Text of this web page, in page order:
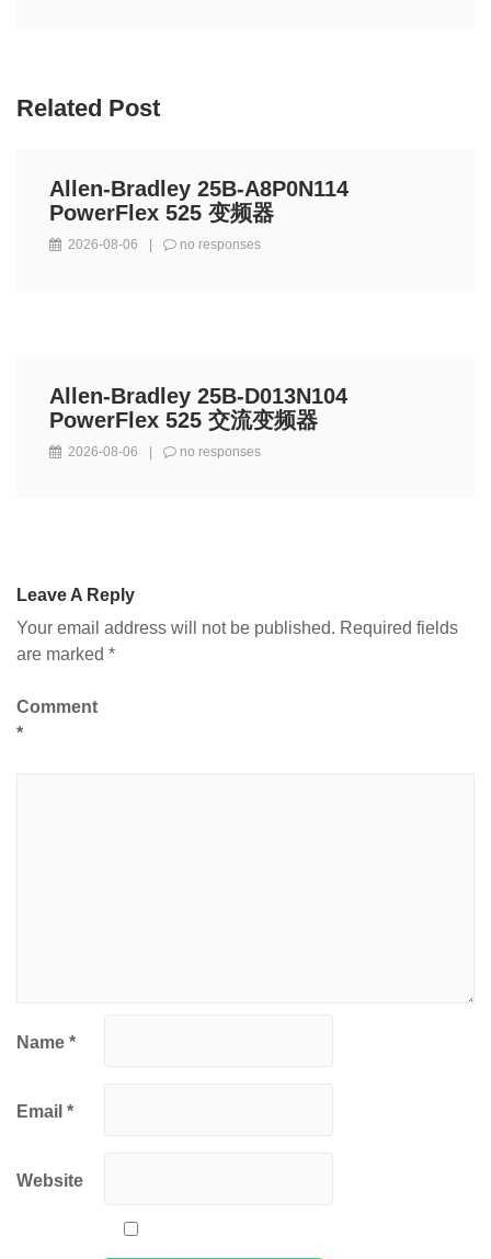
Related Post
Allen-Bradley 25B-A8P0N114
PowerFlex 525 变频器
2026-08-06 no responses
Allen-Bradley 25B-D013N104
PowerFlex 525 交流变频器
2026-08-06 no responses
Leave A Reply
Your email address will not be published. Required fields
are marked *
Comment
*
Name *
Email *
Website